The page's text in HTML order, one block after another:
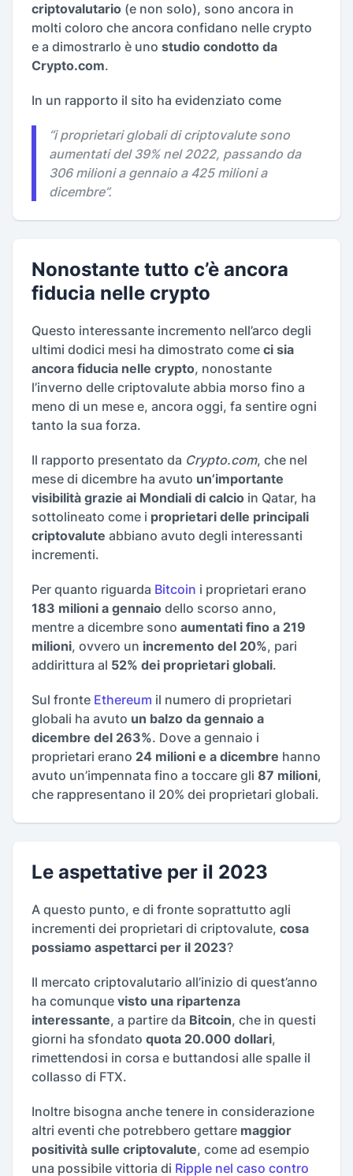
criptovalutario (e non solo), sono ancora in
molti coloro che ancora confidano nelle crypto
e a dimostrarlo è uno studio condotto da
Crypto.com.
In un rapporto il sito ha evidenziato come
“i proprietari globali di criptovalute sono
aumentati del 39% nel 2022, passando da
306 milioni a gennaio a 425 milioni a
dicembre”.
Nonostante tutto c’è ancora
fiducia nelle crypto
Questo interessante incremento nell’arco degli
ultimi dodici mesi ha dimostrato come ci sia
ancora fiducia nelle crypto, nonostante
l’inverno delle criptovalute abbia morso fino a
meno di un mese e, ancora oggi, fa sentire ogni
tanto la sua forza.
Il rapporto presentato da Crypto.com, che nel
mese di dicembre ha avuto un’importante
visibilità grazie ai Mondiali di calcio in Qatar, ha
sottolineato come i proprietari delle principali
criptovalute abbiano avuto degli interessanti
incrementi.
Per quanto riguarda Bitcoin i proprietari erano
183 milioni a gennaio dello scorso anno,
mentre a dicembre sono aumentati fino a 219
milioni, ovvero un incremento del 20%, pari
addirittura al 52% dei proprietari globali.
Sul fronte Ethereum il numero di proprietari
globali ha avuto un balzo da gennaio a
dicembre del 263%. Dove a gennaio i
proprietari erano 24 milioni e a dicembre hanno
avuto un’impennata fino a toccare gli 87 milioni,
che rappresentano il 20% dei proprietari globali.
Le aspettative per il 2023
A questo punto, e di fronte soprattutto agli
incrementi dei proprietari di criptovalute, cosa
possiamo aspettarci per il 2023?
Il mercato criptovalutario all’inizio di quest’anno
ha comunque visto una ripartenza
interessante, a partire da Bitcoin, che in questi
giorni ha sfondato quota 20.000 dollari,
rimettendosi in corsa e buttandosi alle spalle il
collasso di FTX.
Inoltre bisogna anche tenere in considerazione
altri eventi che potrebbero gettare maggior
positività sulle criptovalute, come ad esempio
una possibile vittoria di Ripple nel caso contro